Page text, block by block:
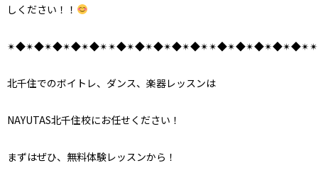
しください！！
北千住でのボイトレ、ダンス、楽器レッスンは
NAYUTAS北千住校にお任せください！
まずはぜひ、無料体験レッスンから！